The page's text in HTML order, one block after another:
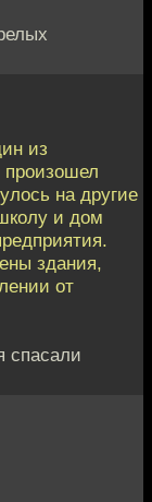
из
на другие
и дом
здания,
от
спасали